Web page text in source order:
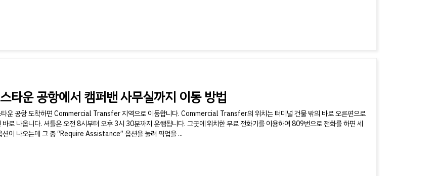
타운 공항에서 캠퍼밴 사무실까지 이동 방법
운 공항 도착하면 Commercial Transfer 지역으로 이동합니다. Commercial Transfer의 위치는 터미널 건물 밖의 바로 오른편으로
바로 나옵니다. 셔틀은 오전 8시부터 오후 3시 30분까지 운행됩니다. 그곳에 위치한 무료 전화기를 이용하여 809번으로 전화를 하면 세
션이 나오는데 그 중 “Require Assistance” 옵션을 눌러 픽업을 ...